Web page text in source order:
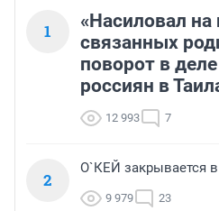
1
«Насиловал на
связанных
поворот в
россиян в
12 993 7
2
О`КЕЙ закрывается в
9 979 23